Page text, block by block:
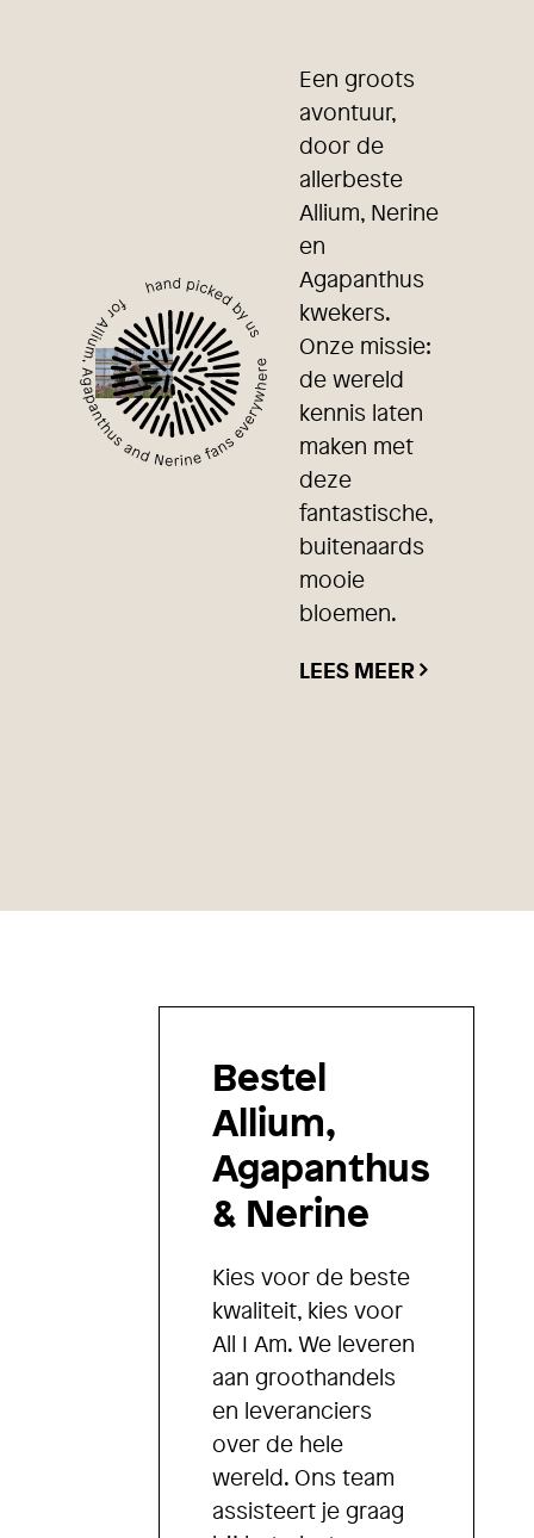
Een groots
avontuur,
door de
allerbeste
Allium, Nerine
en
Agapanthus
kwekers.
Onze missie:
de wereld
kennis laten
maken met
deze
fantastische,
buitenaards
mooie
bloemen.
LEES MEER
Bestel
Allium,
Agapanthus
& Nerine
Kies voor de beste
kwaliteit, kies voor
All I Am. We leveren
aan groothandels
en leveranciers
over de hele
wereld. Ons team
assisteert je graag